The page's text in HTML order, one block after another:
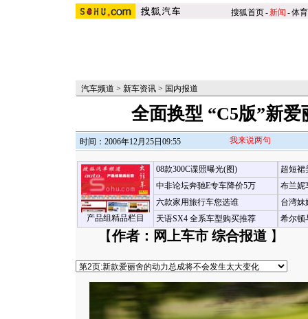
搜狐首页-新闻 -体育
汽车频道 > 新车资讯 > 国内报道
全面换型 “C5版”新
时间：2006年12月25日09:55 我来说两句
产品组精品栏目
08款300C谍照曝光(图)
中非论坛奔驰E专车降价5万
六款家用旅行车您选谁
天语SX4 全系车型购买推荐
超短裙
布兰妮
台湾妹
希尔顿
【作者：网上车市 综合报道 】